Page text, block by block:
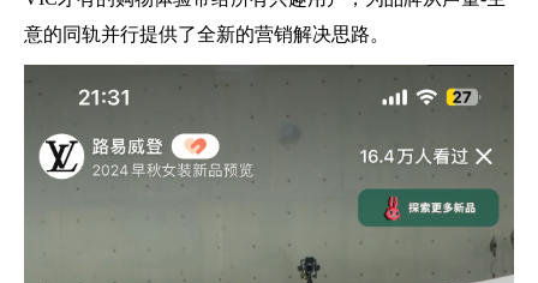
意的同轨并行提供了全新的营销解决思路。